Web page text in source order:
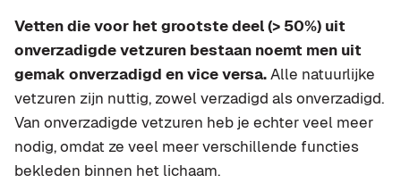
Vetten die voor het grootste deel (> 50%) uit
onverzadigde vetzuren bestaan noemt men uit
gemak onverzadigd en vice versa.Alle natuurlijke
vetzuren zijn nuttig, zowel verzadigd als onverzadigd.
Van onverzadigde vetzuren heb je echter veel meer
nodig, omdat ze veel meer verschillende functies
bekleden binnen het lichaam.